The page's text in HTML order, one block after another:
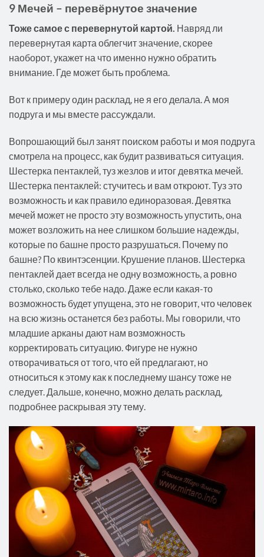
9 Мечей – перевёрнутое значение
Тоже самое с перевернутой картой. Навряд ли
перевернутая карта облегчит значение, скорее
наоборот, укажет на что именно нужно обратить
внимание. Где может быть проблема.
Вот к примеру один расклад, не я его делала. А моя
подруга и мы вместе рассуждали.
Вопрошающий был занят поиском работы и моя подруга
смотрела на процесс, как будит развиваться ситуация.
Шестерка пентаклей, туз жезлов и итог девятка мечей.
Шестерка пентаклей: стучитесь и вам откроют. Туз это
возможность и как правило единоразовая. Девятка
мечей может не просто эту возможность упустить, она
может возложить на нее слишком большие надежды,
которые по башне просто разрушаться. Почему по
башне? По квинтэсенции. Крушение планов. Шестерка
пентаклей дает всегда не одну возможность, а ровно
столько, сколько тебе надо. Даже если какая-то
возможность будет упущена, это не говорит, что человек
на всю жизнь останется без работы. Мы говорили, что
младшие арканы дают нам возможность
корректировать ситуацию. Фигуре не нужно
отворачиваться от того, что ей предлагают, но
относиться к этому как к последнему шансу тоже не
следует. Дальше, конечно, можно делать расклад,
подробнее раскрывая эту тему.